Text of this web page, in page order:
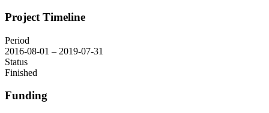
Project Timeline
Period
2016-08-01 – 2019-07-31
Status
Finished
Funding